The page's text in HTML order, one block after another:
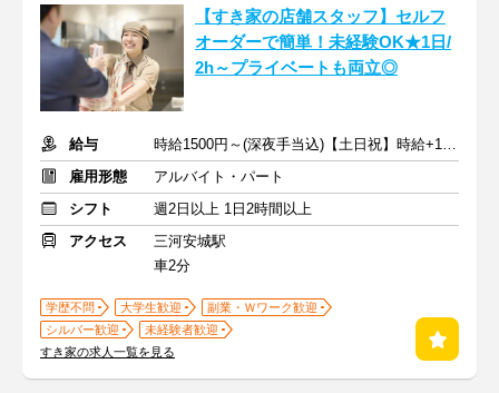
【すき家の店舗スタッフ】セルフ
オーダーで簡単！未経験OK★1日/
2h～プライベートも両立◎
給与
時給1500円～(深夜手当込)【土日祝】時給+100円
雇用形態
アルバイト・パート
シフト
週2日以上 1日2時間以上
アクセス
三河安城駅
車2分
学歴不問 大学生歓迎
副業・Ｗワーク歓迎
シルバー歓迎
未経験者歓迎
すき家の求人一覧を見る